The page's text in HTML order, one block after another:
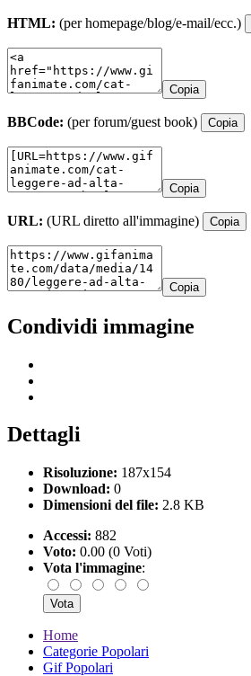
HTML: (per homepage/blog/e-mail/ecc.)
Copia
BBCode: (per forum/guest book) Copia
Copia
URL: (URL diretto all'immagine) Copia
Copia
Condividi immagine
Dettagli
Risoluzione: 187x154
Download: 0
Dimensioni del file: 2.8 KB
Accessi: 882
Voto: 0.00 (0 Voti)
Vota l'immagine:
Home
Categorie Popolari
Gif Popolari